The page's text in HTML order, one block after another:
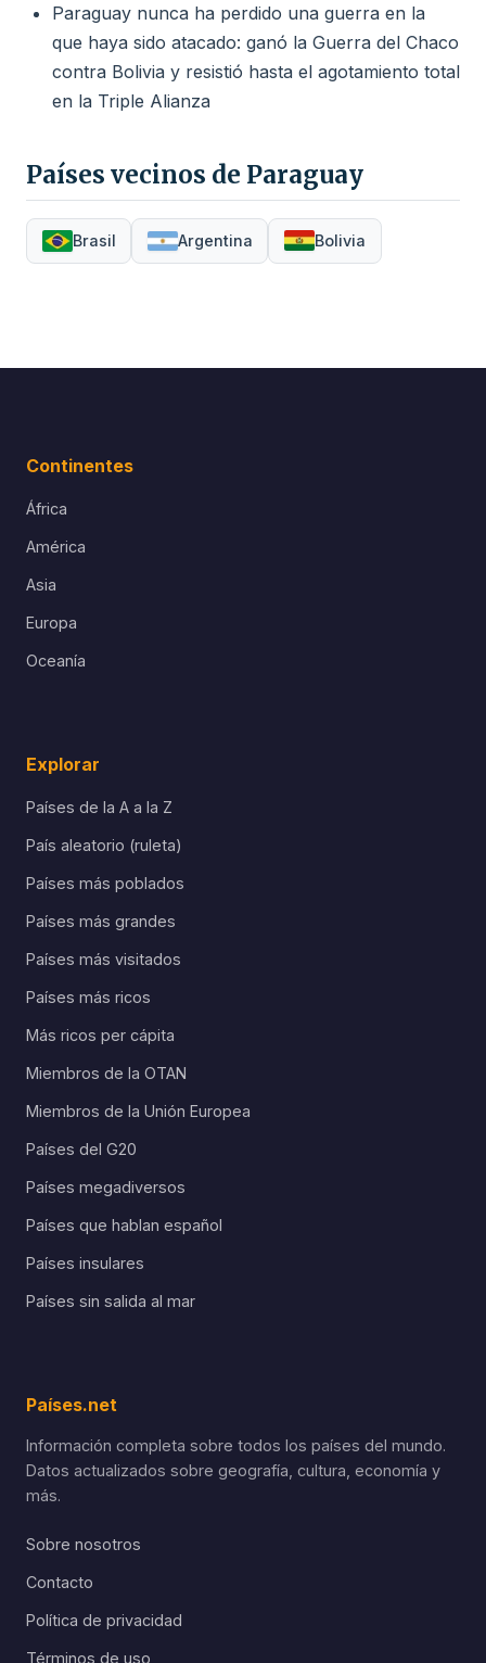
Paraguay nunca ha perdido una guerra en la
que haya sido atacado: ganó la Guerra del Chaco
contra Bolivia y resistió hasta el agotamiento total
en la Triple Alianza
Países vecinos de Paraguay
Brasil Argentina Bolivia
Continentes
África
América
Asia
Europa
Oceanía
Explorar
Países de la A a la Z
País aleatorio (ruleta)
Países más poblados
Países más grandes
Países más visitados
Países más ricos
Más ricos per cápita
Miembros de la OTAN
Miembros de la Unión Europea
Países del G20
Países megadiversos
Países que hablan español
Países insulares
Países sin salida al mar
Países.net
Información completa sobre todos los países del mundo.
Datos actualizados sobre geografía, cultura, economía y
más.
Sobre nosotros
Contacto
Política de privacidad
Términos de uso